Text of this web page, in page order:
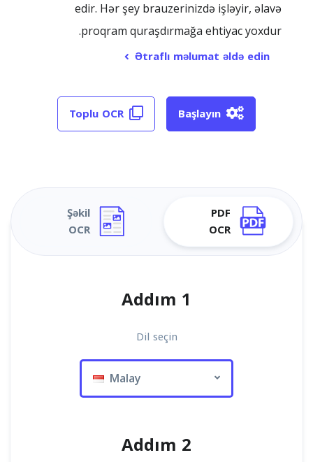
edir. Hər şey brauzerinizdə işləyir, əlavə
proqram quraşdırmağa ehtiyac yoxdur.
Ətraflı məlumat əldə edin
Toplu OCR Başlayın
Şəkil
OCR
PDF
OCR
Addım 1
Dil seçin
Malay
Addım 2